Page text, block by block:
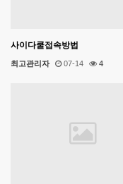
사이다쿨접속방법
최고관리자 07-14 4